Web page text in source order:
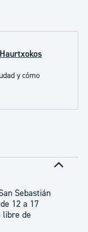
y cómo
Sebastián
12 a 17
libre de